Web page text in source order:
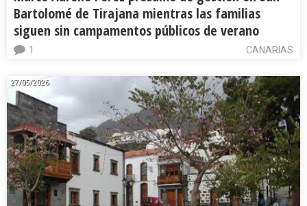
Bartolomé de Tirajana mientras las familias
siguen sin campamentos públicos de verano
CANARIAS
1
27/05/2026